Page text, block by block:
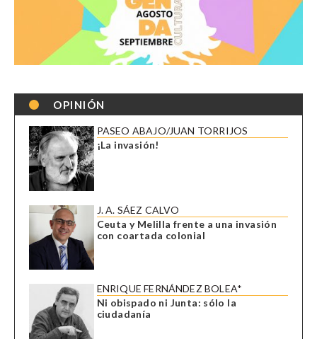
OPINIÓN
PASEO ABAJO/JUAN TORRIJOS
¡La invasión!
J. A. SÁEZ CALVO
Ceuta y Melilla frente a una invasión
con coartada colonial
ENRIQUE FERNÁNDEZ BOLEA*
Ni obispado ni Junta: sólo la
ciudadanía